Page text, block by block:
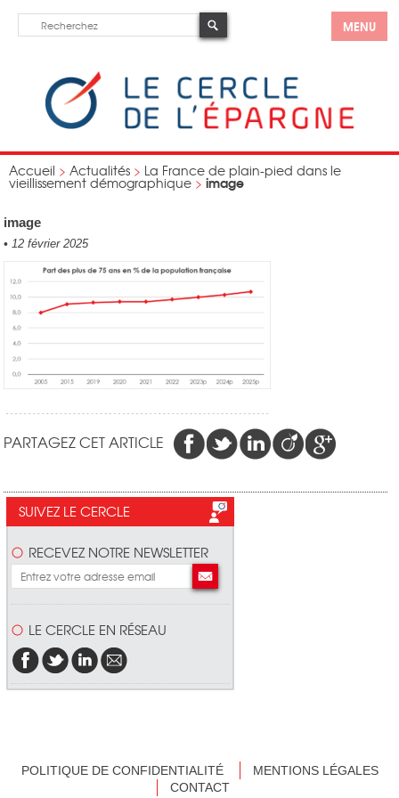
MENU
Accueil > Actualités > La France de plain-pied dans le
vieillissement démographique > image
image
• 12 février 2025
PARTAGEZ CET ARTICLE
SUIVEZ LE CERCLE
RECEVEZ NOTRE NEWSLETTER
LE CERCLE EN RÉSEAU
POLITIQUE DE CONFIDENTIALITÉ
MENTIONS LÉGALES
CONTACT